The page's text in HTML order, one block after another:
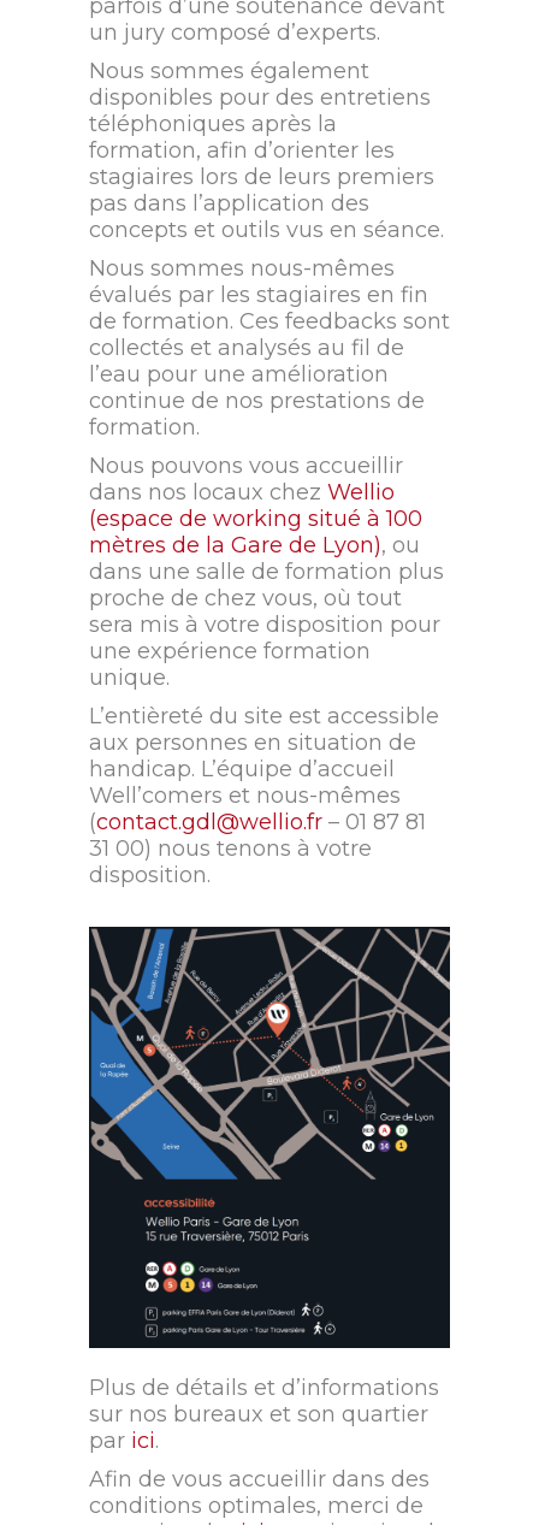
parfois d’une soutenance devant
un jury composé d’experts.
Nous sommes également
disponibles pour des entretiens
téléphoniques après la
formation, afin d’orienter les
stagiaires lors de leurs premiers
pas dans l’application des
concepts et outils vus en séance.
Nous sommes nous-mêmes
évalués par les stagiaires en fin
de formation. Ces feedbacks sont
collectés et analysés au fil de
l’eau pour une amélioration
continue de nos prestations de
formation.
Nous pouvons vous accueillir
dans nos locaux chez Wellio
(espace de working situé à 100
mètres de la Gare de Lyon), ou
dans une salle de formation plus
proche de chez vous, où tout
sera mis à votre disposition pour
une expérience formation
unique.
L’entièreté du site est accessible
aux personnes en situation de
handicap. L’équipe d’accueil
Well’comers et nous-mêmes
(contact.gdl@wellio.fr – 01 87 81
31 00) nous tenons à votre
disposition.
Plus de détails et d’informations
sur nos bureaux et son quartier
par ici.
Afin de vous accueillir dans des
conditions optimales, merci de